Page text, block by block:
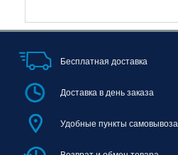
Бесплатная доставка
Доставка в день заказа
Удобные пункты самовывоза